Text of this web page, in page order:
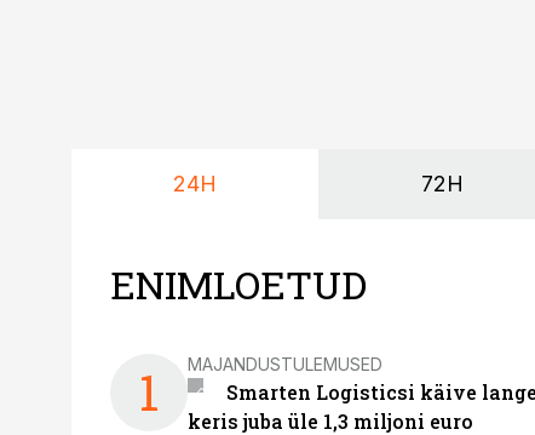
24H 72H
ENIMLOETUD
1 MAJANDUSTULEMUSED
Smarten Logisticsi käive
keris juba üle 1,3 miljoni euro